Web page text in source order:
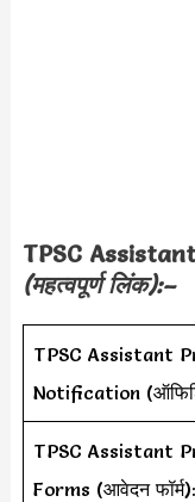
TPSC
(महत्वपूर्ण लिंक):–
TPSC Assistant
Notification
TPSC Assistant
Forms (आवेदन